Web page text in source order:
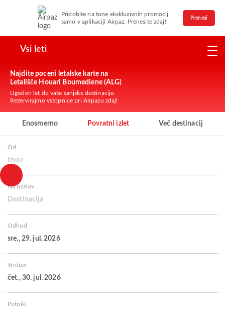
Pridobite na tone ekskluzivnih promocij
samo v aplikaciji Airpaz. Prenesite zdaj!
Prenesi
Vsi leti
Najdite poceni letalske karte na
Letališče Houari Boumediene (ALG)
Ugoden let do vaše sanjske destinacije.
Rezervirajmo vstopnice pri Airpazu zdaj!
Enosmerno Povratni izlet Več destinacij
Od
Izvor
Na naslov
Destinacija
Odhod
sre., 29. jul. 2026
Vrnitev
čet., 30. jul. 2026
Potniki